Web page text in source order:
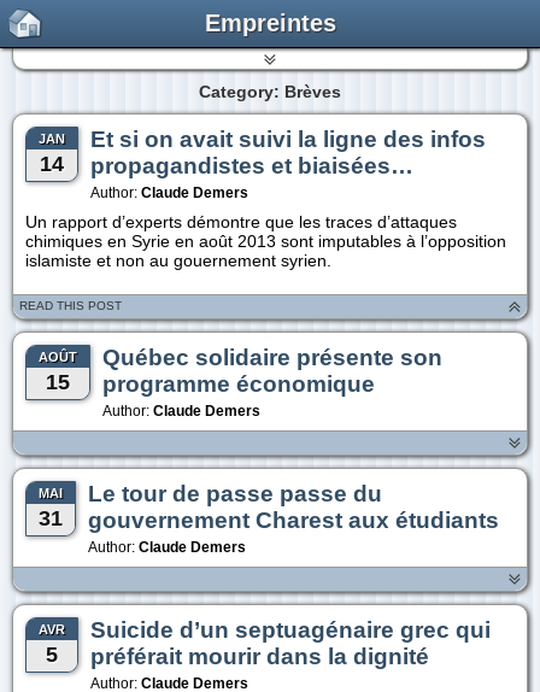
Empreintes
Category: Brèves
JAN
14
Et si on avait suivi la ligne des infos
propagandistes et biaisées…
Author: Claude Demers
Un rapport d’experts démontre que les traces d’attaques
chimiques en Syrie en août 2013 sont imputables à l’opposition
islamiste et non au gouernement syrien.
READ THIS POST
AOÛT
15
Québec solidaire présente son
programme économique
Author: Claude Demers
MAI
31
Le tour de passe passe du
gouvernement Charest aux étudiants
Author: Claude Demers
AVR
5
Suicide d’un septuagénaire grec qui
préférait mourir dans la dignité
Author: Claude Demers